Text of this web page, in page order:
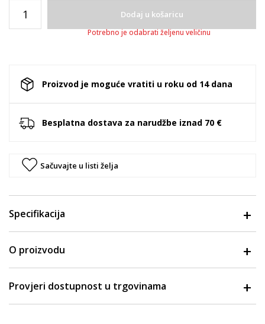
Dodaj u košaricu
Potrebno je odabrati željenu veličinu
Proizvod je moguće vratiti u roku od 14 dana
Besplatna dostava za narudžbe iznad 70 €
Sačuvajte u listi želja
Specifikacija
O proizvodu
Provjeri dostupnost u trgovinama